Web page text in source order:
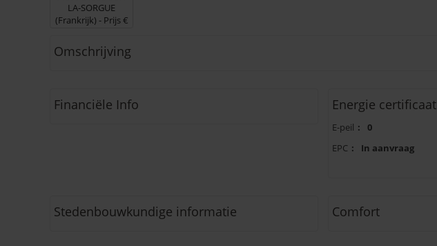
Omschrijving
Financiële Info Energie certificaat
E-peil :
0
EPC : In aanvraag
Stedenbouwkundige informatie Comfort